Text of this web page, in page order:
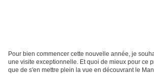
Pour bien commencer cette nouvelle année, je
une visite exceptionnelle. Et quoi de mieux pour ce
que de s'en mettre plein la vue en découvrant le